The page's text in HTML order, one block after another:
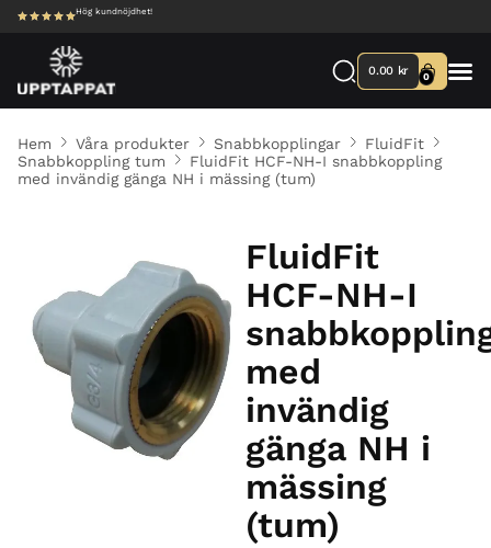
Hög kundnöjdhet!
0.00 kr 0
Hem Våra produkter Snabbkopplingar
FluidFit
Snabbkoppling tum
FluidFit HCF-NH-I snabbkoppling
med invändig gänga NH i mässing (tum)
FluidFit
HCF-NH-I
med
invändig
gänga NH i
mässing
(tum)